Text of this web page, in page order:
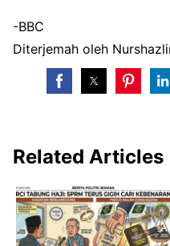
-BBC
Diterjemah oleh
Related Articles